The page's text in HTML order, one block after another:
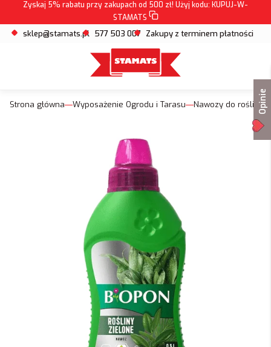
Zyskaj 5% rabatu przy zakupach od 500 zł! Użyj kodu: KUPUJ-W-
STAMATS
sklep@stamats.pl 577 503 007 Zakupy z terminem płatności
Strona główna Wyposażenie Ogrodu i Tarasu Nawozy do roślin Opinie